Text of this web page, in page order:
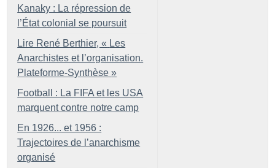
Kanaky : La répression de
l’État colonial se poursuit
Lire René Berthier, « Les
Anarchistes et l’organisation.
Plateforme-Synthèse »
Football : La FIFA et les USA
marquent contre notre camp
En 1926... et 1956 :
Trajectoires de l’anarchisme
organisé